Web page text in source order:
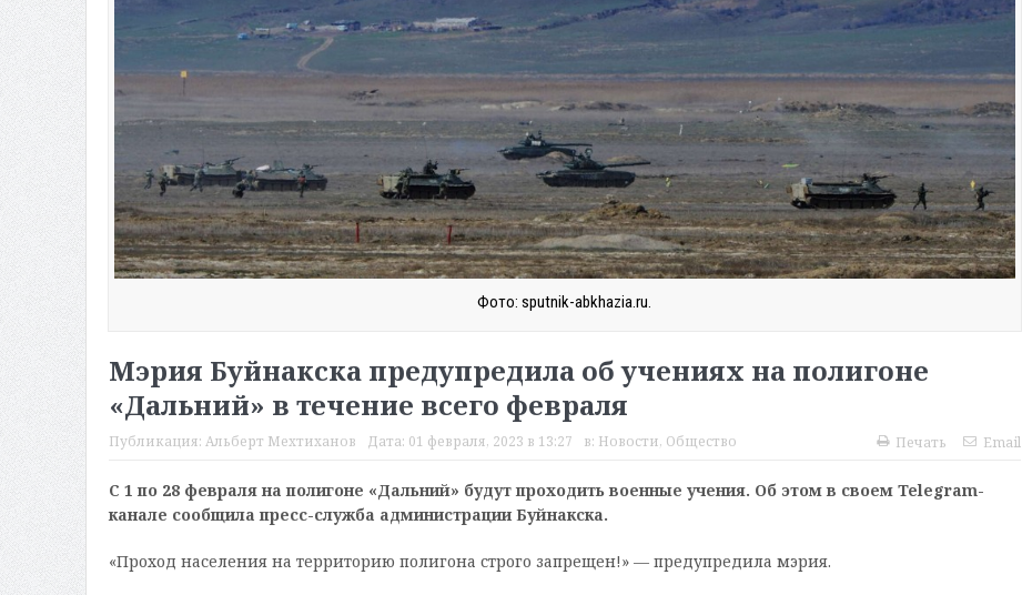
Фото: sputnik-abkhazia.ru.
Мэрия Буйнакска предупредила об учениях на полигоне
«Дальний» в течение всего февраля
Публикация: Альберт Мехтиханов Дата: 01 февраля, 2023 в 13:27 в: Новости, Общество Печать Email
С 1 по 28 февраля на полигоне «Дальний» будут проходить военные учения. Об этом в своем Telegram-
канале сообщила пресс-служба администрации Буйнакска.
«Проход населения на территорию полигона строго запрещен!» — предупредила мэрия.